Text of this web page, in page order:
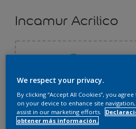
Incamur Acrilico
3,6L
3,6L
We respect your privacy.
By clicking “Accept All Cookies”, you
on your device to enhance site navigation,
assist in our marketing efforts.
obtener más información.